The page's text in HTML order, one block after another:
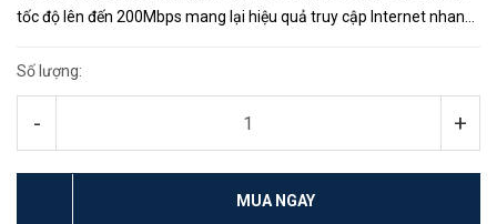
tốc độ lên đến 200Mbps mang lại hiệu quả truy cập Internet nhanh
Số lượng:
- +
MUA NGAY